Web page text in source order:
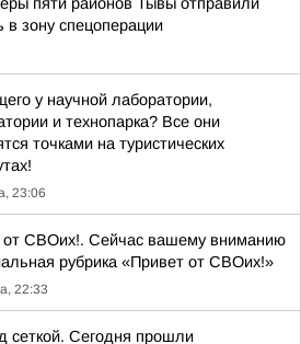
в зону спецоперации
у научной лаборатории,
и технопарка? Все они
точками на туристических
23:06
от СВОих!. Сейчас вашему вниманию
рубрика «Привет от СВОих!»
22:33
сеткой. Сегодня прошли